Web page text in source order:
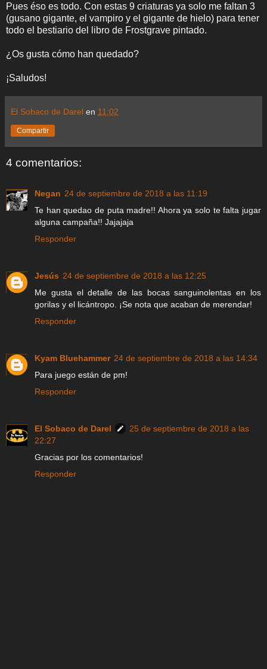
Pues éso es todo. Con estas 9 criaturas ya solo me faltan 3
(gusano gigante, el vampiro y el gigante de hielo) para tener
todo el bestiario del libro de Frostgrave pintado.
¿Os gusta cómo han quedado?
¡Saludos!
El Sobaco de Darel en 11:02
Compartir
4 comentarios:
Negan 24 de septiembre de 2018 a las 11:19
Te han quedao de puta madre!! Ahora ya solo te falta jugar
alguna campaña!! Jajajaja
Responder
Jesús 24 de septiembre de 2018 a las 12:25
Me gusta el detalle de las bocas sanguinolentas en los
gorilas y el licántropo. ¡Se nota que acaban de merendar!
Responder
Kyam Bluehammer 24 de septiembre de 2018 a las 14:34
Para juego están de pm!
Responder
El Sobaco de Darel
25 de septiembre de 2018 a las
22:27
Gracias por los comentarios!
Responder